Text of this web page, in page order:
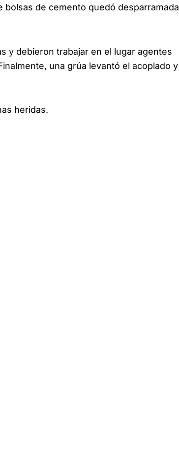
de cemento quedó desparramada
y debieron trabajar en el lugar agentes
una grúa levantó el acoplado y
heridas.